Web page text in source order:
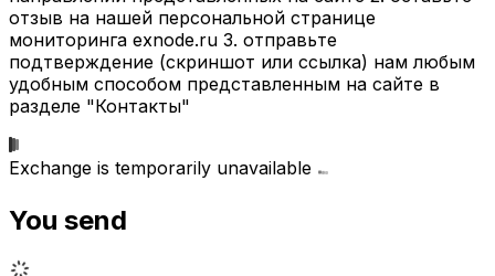
отзыв на нашей персональной странице
мониторинга exnode.ru 3. отправьте
подтверждение (скриншот или ссылка) нам любым
удобным способом представленным на сайте в
разделе "Контакты"
Exchange is temporarily unavailable
You send